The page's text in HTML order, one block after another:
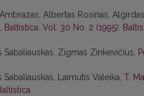
Albertas Rosinas,
, Baltistica: Vol. 30 No. 2 (1995):
Sabaliauskas, Zigmas Zinkevičius,
Sabaliauskas, Laimutis Valeika, T.